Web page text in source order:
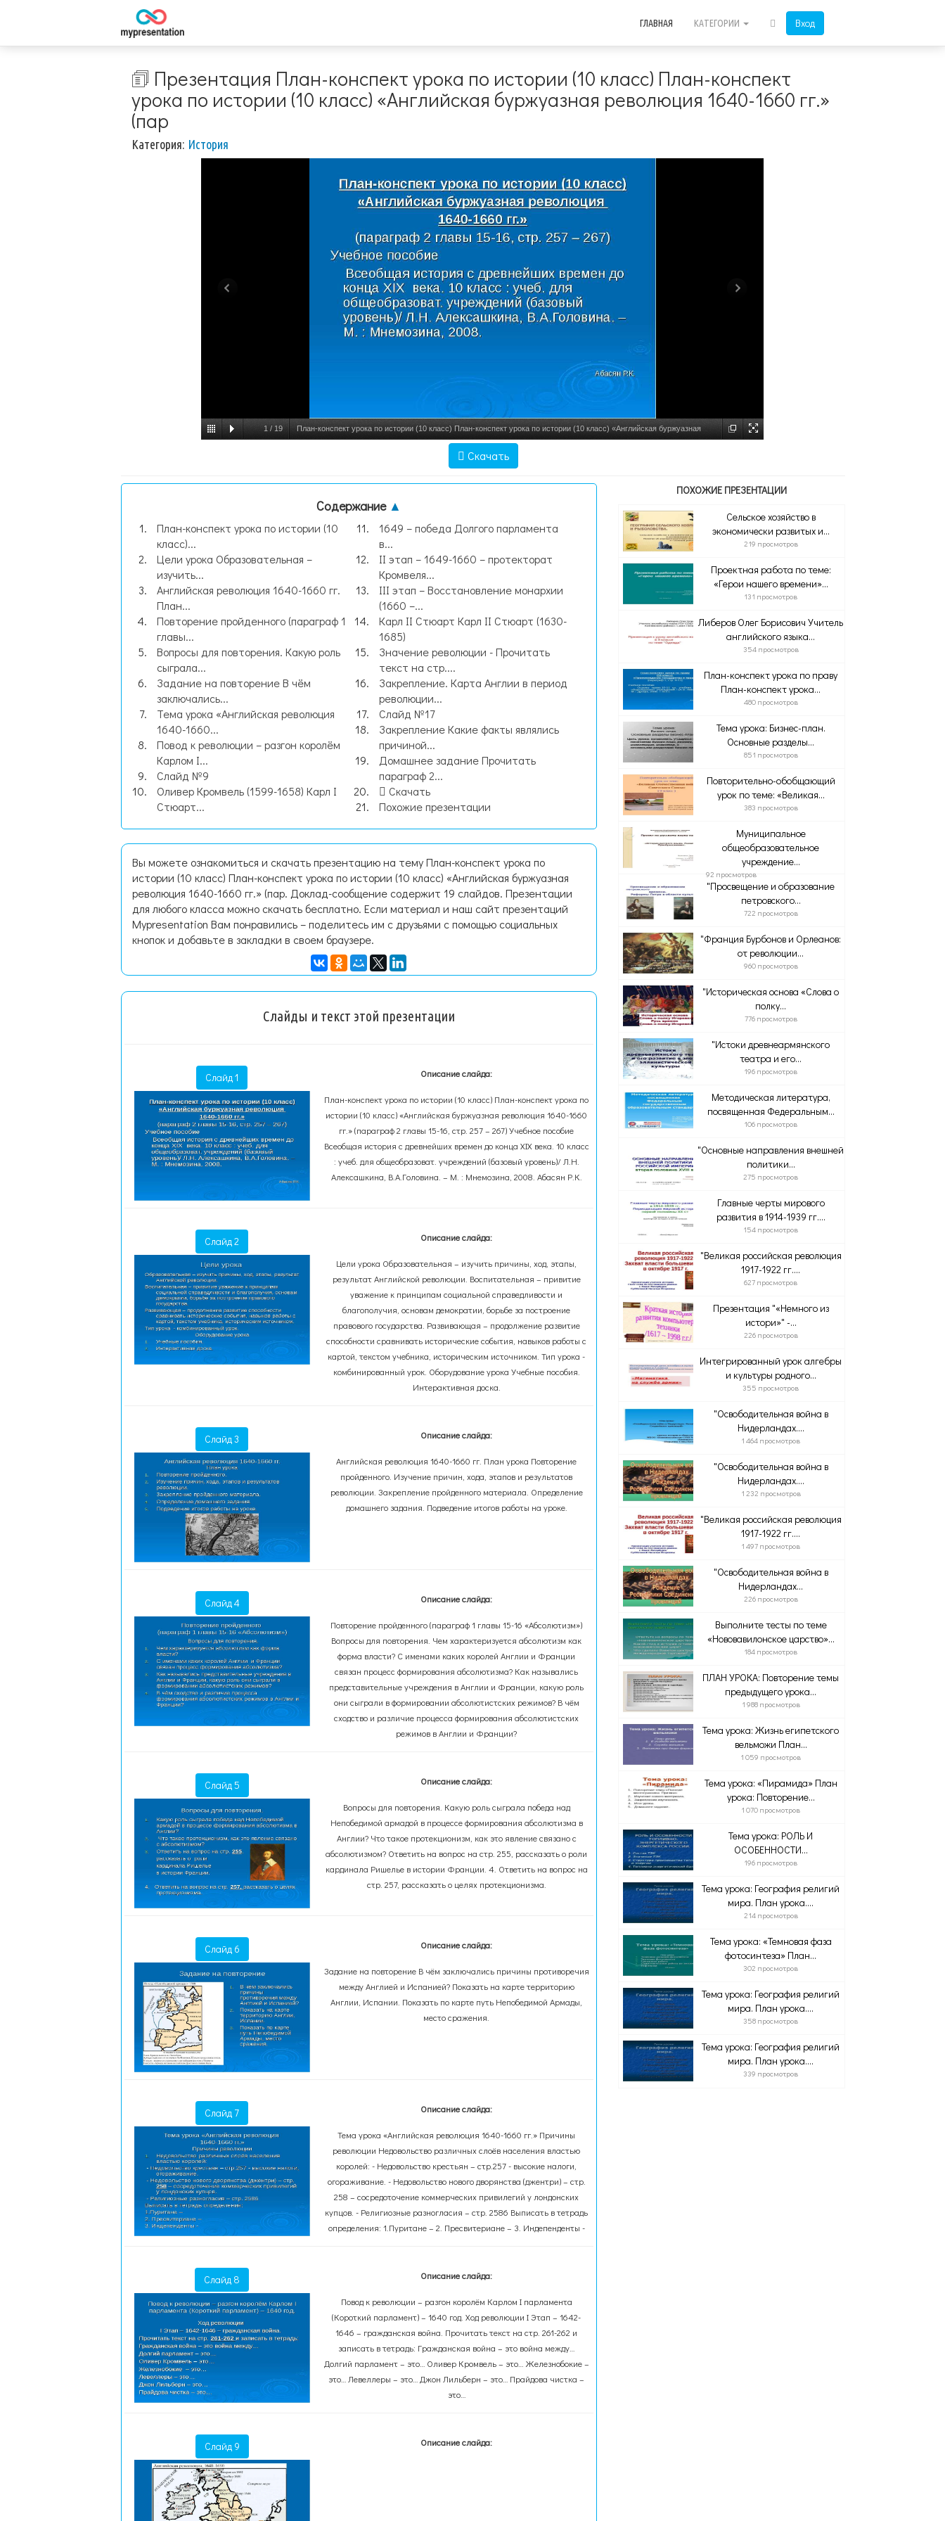
Вход
ГЛАВНАЯ КАТЕГОРИИ
🗊 Презентация План-конспект урока по истории (10 класс) План-конспект
урока по истории (10 класс) «Английская буржуазная революция 1640-1660 гг.»
(пар
Категория: История
1 / 19 План-конспект урока по истории (10 класс) План-конспект урока по истории (10 класс) «Английская буржуазная
Скачать
Содержание ▲
План-конспект урока по истории (10
класс)...
Цели урока Образовательная –
изучить...
Английская революция 1640-1660 гг.
План...
Повторение пройденного (параграф 1
главы...
Вопросы для повторения. Какую роль
сыграла...
Задание на повторение В чём
заключались...
Тема урока «Английская революция
1640-1660...
Повод к революции – разгон королём
Карлом I...
Слайд №9
Оливер Кромвель (1599-1658) Карл I
Стюарт...
1649 – победа Долгого парламента
в...
II этап – 1649-1660 – протекторат
Кромвеля...
III этап – Восстановление монархии
(1660 –...
Карл II Стюарт Карл II Стюарт (1630-
1685)
Значение революции - Прочитать
текст на стр....
Закрепление. Карта Англии в период
революции...
Слайд №17
Закрепление Какие факты являлись
причиной...
Домашнее задание Прочитать
параграф 2...
Скачать
Похожие презентации
Вы можете ознакомиться и скачать презентацию на тему План-конспект урока по
истории (10 класс) План-конспект урока по истории (10 класс) «Английская буржуазная
революция 1640-1660 гг.» (пар. Доклад-сообщение содержит 19 слайдов. Презентации
для любого класса можно скачать бесплатно. Если материал и наш сайт презентаций
Mypresentation Вам понравились – поделитесь им с друзьями с помощью социальных
кнопок и добавьте в закладки в своем браузере.
Слайды и текст этой презентации
Слайд 1 Описание слайда:
План-конспект урока по истории (10 класс) План-конспект урока по
истории (10 класс) «Английская буржуазная революция 1640-1660
гг.» (параграф 2 главы 15-16, стр. 257 – 267) Учебное пособие
Всеобщая история с древнейших времен до конца XIX века. 10 класс
: учеб. для общеобразоват. учреждений (базовый уровень)/ Л.Н.
Алексашкина, В.А.Головина. – М. : Мнемозина, 2008. Абасян Р.К.
Слайд 2 Описание слайда:
Цели урока Образовательная – изучить причины, ход, этапы,
результат Английской революции. Воспитательная – привитие
уважение к принципам социальной справедливости и
благополучия, основам демократии, борьбе за построение
правового государства. Развивающая – продолжение развитие
способности сравнивать исторические события, навыков работы с
картой, текстом учебника, историческим источником. Тип урока -
комбинированный урок. Оборудование урока Учебные пособия.
Интерактивная доска.
Слайд 3 Описание слайда:
Английская революция 1640-1660 гг. План урока Повторение
пройденного. Изучение причин, хода, этапов и результатов
революции. Закрепление пройденного материала. Определение
домашнего задания. Подведение итогов работы на уроке.
Слайд 4 Описание слайда:
Повторение пройденного (параграф 1 главы 15-16 «Абсолютизм»)
Вопросы для повторения. Чем характеризуется абсолютизм как
форма власти? С именами каких королей Англии и Франции
связан процесс формирования абсолютизма? Как назывались
представительные учреждения в Англии и Франции, какую роль
они сыграли в формировании абсолютистских режимов? В чём
сходство и различие процесса формирования абсолютистских
режимов в Англии и Франции?
Слайд 5 Описание слайда:
Вопросы для повторения. Какую роль сыграла победа над
Непобедимой армадой в процессе формирования абсолютизма в
Англии? Что такое протекционизм, как это явление связано с
абсолютизмом? Ответить на вопрос на стр. 255, рассказать о роли
кардинала Ришелье в истории Франции. 4. Ответить на вопрос на
стр. 257, рассказать о целях протекционизма.
Слайд 6 Описание слайда:
Задание на повторение В чём заключались причины противоречия
между Англией и Испанией? Показать на карте территорию
Англии, Испании. Показать по карте путь Непобедимой Армады,
место сражения.
Слайд 7 Описание слайда:
Тема урока «Английская революция 1640-1660 гг.» Причины
революции Недовольство различных слоёв населения властью
королей: - Недовольство крестьян – стр.257 - высокие налоги,
огораживание. - Недовольство нового дворянства (джентри) – стр.
258 – сосредоточение коммерческих привилегий у лондонских
купцов. - Религиозные разногласия – стр. 2586 Выписать в тетрадь
определения: 1.Пуритане – 2. Пресвитериане – 3. Индепенденты -
Слайд 8 Описание слайда:
Повод к революции – разгон королём Карлом I парламента
(Короткий парламент) – 1640 год. Ход революции I Этап – 1642-
1646 – гражданская война. Прочитать текст на стр. 261-262 и
записать в тетрадь: Гражданская война – это война между…
Долгий парламент – это… Оливер Кромвель – это… Железнобокие –
это… Левеллеры – это… Джон Лильберн – это… Прайдова чистка –
это…
Слайд 9 Описание слайда:
ПОХОЖИЕ ПРЕЗЕНТАЦИИ
Сельское хозяйство в
экономически развитых и...
219 просмотров
Проектная работа по теме:
«Герои нашего времени»...
131 просмотров
Либеров Олег Борисович Учитель
английского языка...
354 просмотров
План-конспект урока по праву
План-конспект урока...
480 просмотров
Тема урока: Бизнес-план.
Основные разделы...
851 просмотров
Повторительно-обобщающий
урок по теме: «Великая...
383 просмотров
Муниципальное
общеобразовательное
учреждение...
92 просмотров
"Просвещение и образование
петровского...
722 просмотров
"Франция Бурбонов и Орлеанов:
от революции...
960 просмотров
"Историческая основа «Слова о
полку...
776 просмотров
"Истоки древнеармянского
театра и его...
196 просмотров
Методическая литература,
посвященная Федеральным...
106 просмотров
"Основные направления внешней
политики...
275 просмотров
Главные черты мирового
развития в 1914-1939 гг....
154 просмотров
"Великая российская революция
1917-1922 гг....
627 просмотров
Презентация "«Немного из
истори»" -...
226 просмотров
Интегрированный урок алгебры
и культуры родного...
355 просмотров
"Освободительная война в
Нидерландах....
1 464 просмотров
"Освободительная война в
Нидерландах....
1 232 просмотров
"Великая российская революция
1917-1922 гг....
1 497 просмотров
"Освободительная война в
Нидерландах...
226 просмотров
Выполните тесты по теме
«Нововавилонское царство»...
184 просмотров
ПЛАН УРОКА: Повторение темы
предыдущего урока...
1 988 просмотров
Тема урока: Жизнь египетского
вельможи План...
1 059 просмотров
Тема урока: «Пирамида» План
урока: Повторение...
1 070 просмотров
Тема урока: РОЛЬ И
ОСОБЕННОСТИ...
196 просмотров
Тема урока: География религий
мира. План урока....
214 просмотров
Тема урока: «Темновая фаза
фотосинтеза» План...
302 просмотров
Тема урока: География религий
мира. План урока....
358 просмотров
Тема урока: География религий
мира. План урока....
339 просмотров